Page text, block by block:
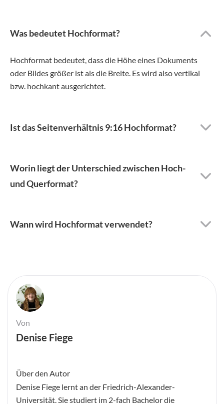
Was bedeutet Hochformat?
Hochformat bedeutet, dass die Höhe eines Dokuments
oder Bildes größer ist als die Breite. Es wird also vertikal
bzw. hochkant ausgerichtet.
Ist das Seitenverhältnis 9:16 Hochformat?
Worin liegt der Unterschied zwischen Hoch-
und Querformat?
Wann wird Hochformat verwendet?
Von
Denise Fiege
Über den Autor
Denise Fiege lernt an der Friedrich-Alexander-
Universität. Sie studiert im 2-fach Bachelor die